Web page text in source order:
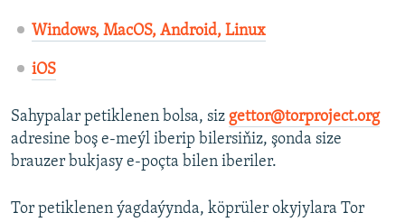
Windows, MacOS, Android, Linux
iOS
Sahypalar petiklenen bolsa, siz gettor@torproject.org
adresine boş e-meýl iberip bilersiňiz, şonda size
brauzer bukjasy e-poçta bilen iberiler.
Tor petiklenen ýagdaýynda, köprüler okyjylara Tor